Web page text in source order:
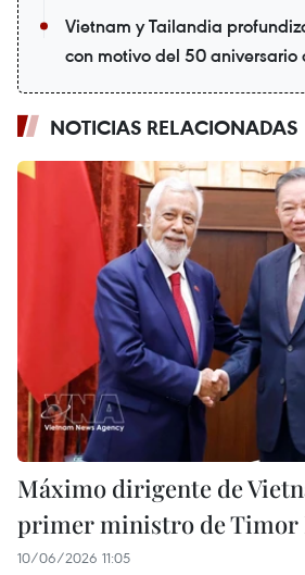
Vietnam y Tailandia
con motivo del 50 aniversario
NOTICIAS RELACIONADAS
Máximo dirigente de
primer ministro de Timor
10/06/2026 11:05